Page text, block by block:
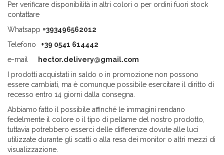
Per verificare disponibilità in altri colori o per ordini fuori stock
contattare
Whatsapp +393496562012
Telefono
+39 0541 614442
e-mail
hector.delivery@gmail.com
I prodotti acquistati in saldo o in promozione non possono
essere cambiati, ma è comunque possibile esercitare il diritto di
recesso entro 14 giorni dalla consegna.
Abbiamo fatto il possibile affinché le immagini rendano
fedelmente il colore o il tipo di pellame del nostro prodotto,
tuttavia potrebbero esserci delle differenze dovute alle luci
utilizzate durante gli scatti o alla resa dei monitor o altri mezzi di
visualizzazione.